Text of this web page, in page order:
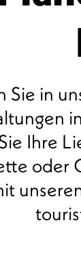
Sie in
Ihre
oder